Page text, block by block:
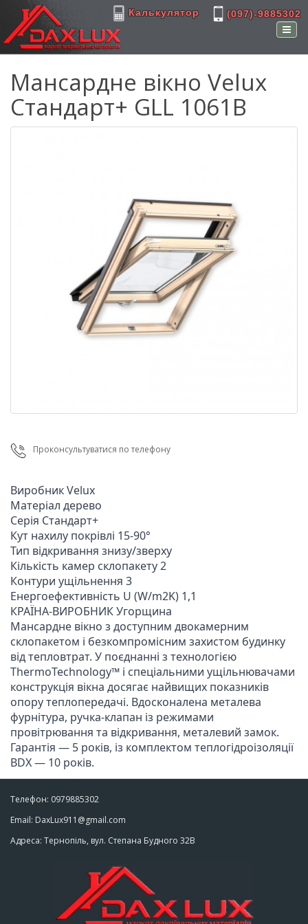
(097)-9885302
Калькулятор
Мансардне вікно Velux
Стандарт+ GLL 1061B
Проконсультуватися по телефону
Виробник Velux
Матеріал дерево
Серія Стандарт+
Кут нахилу покрівлі 15-90°
Тип відкривання знизу/зверху
Кількість камер склопакету 2
Контури ущільнення 3
Енергоефективність U (W/m2K) 1,1
КРАЇНА-ВИРОБНИК Угорщина
Мансардне вікно з доступним двокамерним
склопакетом і безкомпромісним захистом будинку
від тепловтрат. У поєднанні з технологією
ThermoTechnology™ і спеціальними ущільнювачами
конструкція вікна досягає найвищих показників
опору теплопередачі. Вдосконалена металева
фурнітура, ручка-клапан із режимами
провітрювання та відкривання, металевий замок.
Гарантія — 5 років, із комплектом теплогідроізоляції
BDX — 10 років.
Телефон: 0979885302
Email: DaxLux911@gmail.com
Адреса: Тернопіль, вул. Степана Будного 32В